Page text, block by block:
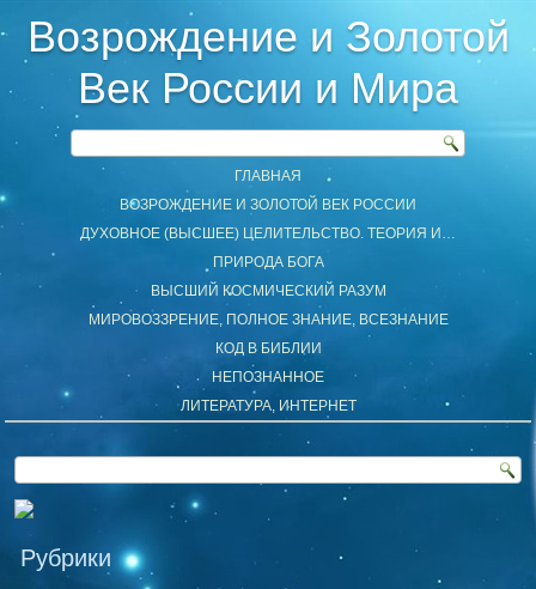
Возрождение и Золотой
Век России и Мира
ГЛАВНАЯ
ВОЗРОЖДЕНИЕ И ЗОЛОТОЙ ВЕК РОССИИ
ДУХОВНОЕ (ВЫСШЕЕ) ЦЕЛИТЕЛЬСТВО. ТЕОРИЯ И…
ПРИРОДА БОГА
ВЫСШИЙ КОСМИЧЕСКИЙ РАЗУМ
МИРОВОЗЗРЕНИЕ, ПОЛНОЕ ЗНАНИЕ, ВСЕЗНАНИЕ
КОД В БИБЛИИ
НЕПОЗНАННОЕ
ЛИТЕРАТУРА, ИНТЕРНЕТ
Рубрики